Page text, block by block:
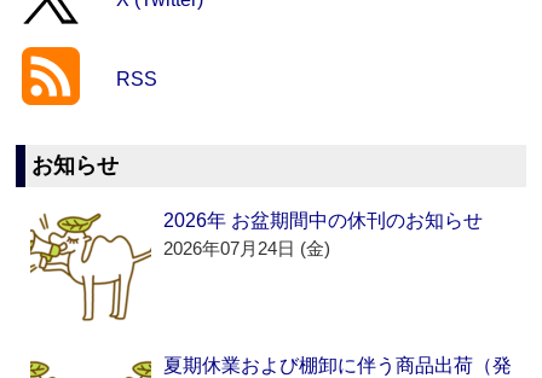
RSS
お知らせ
2026年 お盆期間中の休刊のお知らせ
2026年07月24日 (金)
夏期休業および棚卸に伴う商品出荷（発